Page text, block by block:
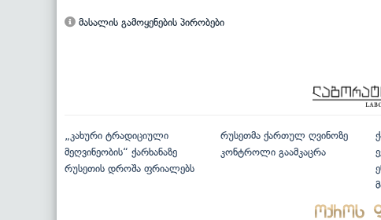
მასალის გამოყენების პირობები
„კახური ტრადიციული
მეღვინეობის“ ქარხანაზე
რუსეთის დროშა ფრიალებს
რუსეთმა ქართულ ღვინოზე
კონტროლი გაამკაცრა